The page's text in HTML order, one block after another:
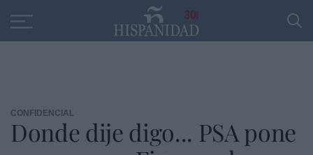
30
CONFIDENCIAL
Donde dije digo... PSA pone